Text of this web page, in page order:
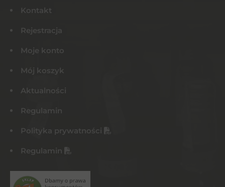
Kontakt
Rejestracja
Moje konto
Mój koszyk
Aktualności
Regulamin
Polityka prywatności
Regulamin